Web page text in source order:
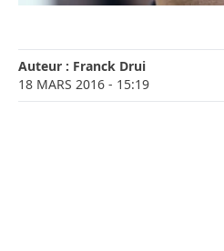
Auteur : Franck Drui
18 MARS 2016 - 15:19